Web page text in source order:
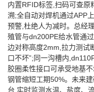
内置RFID标签,扫码可查原
溯;全自动对焊机通过APP
预警,杜绝人为减时。总经
殖管与dn200PE给水管通
边对称高度2mm,拉力测试
口不坏”;同一沟槽内
胶圈柔性接口可承受地基
钢管缩短工期50%。未来
台,实时监测水温、盐度、